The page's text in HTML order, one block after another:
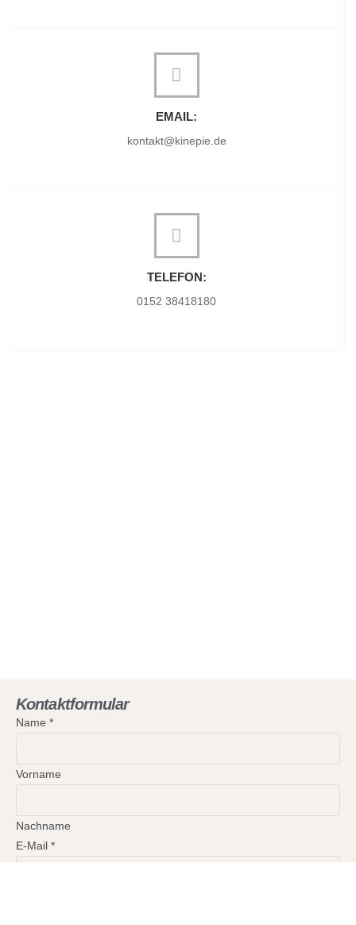
EMAIL:
kontakt@kinepie.de
TELEFON:
0152 38418180
Kontaktformular
Name *
Vorname
Nachname
E-Mail *